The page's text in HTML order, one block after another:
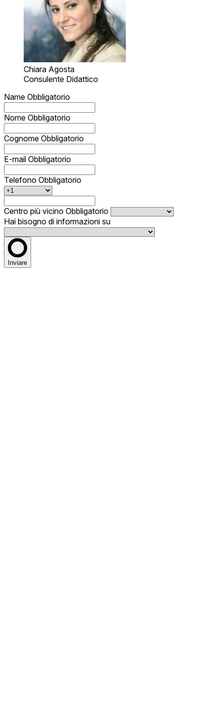
Chiara Agosta
Consulente Didattico
Name Obbligatorio
Nome Obbligatorio
Cognome Obbligatorio
E-mail Obbligatorio
Telefono Obbligatorio
Centro più vicino Obbligatorio
Hai bisogno di informazioni su
Inviare